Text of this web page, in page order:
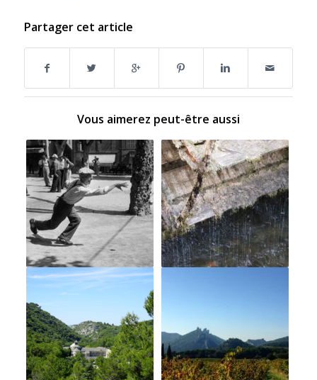
Partager cet article
Vous aimerez peut-être aussi